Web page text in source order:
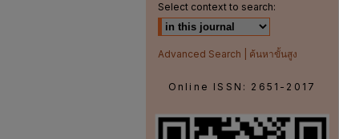
Select context to search:
Advanced Search | ค้นหาขั้นสูง
Online ISSN: 2651-2017